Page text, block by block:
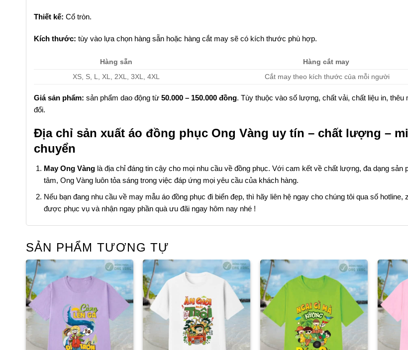
Thiết kế: Cổ tròn.
Kích thước: tùy vào lựa chọn hàng sẵn hoặc hàng cắt may sẽ có kích thước phù hợp.
Hàng sẵn
Hàng cắt may
XS, S, L, XL, 2XL, 3XL, 4XL
Cắt may theo kích thước của mỗi người
Giá sản phẩm: sản phẩm dao động từ 50.000 – 150.000 đồng. Tùy thuộc vào số lượng, chất vải, chất liệu in, thêu
đổi.
Địa chỉ sản xuất áo đồng phục Ong Vàng uy tín – chất lượng –
chuyển
May Ong Vànglà địa chỉ đáng tin cậy cho mọi nhu cầu về đồng phục. Với cam kết về chất lượng, đa dạng sản
tâm, Ong Vàng luôn tỏa sáng trong việc đáp ứng mọi yêu cầu của khách hàng.
Nếu bạn đang nhu cầu về may mẫu áo đồng phục đi biển đẹp, thì hãy liên hệ ngay cho chúng tôi qua số hotline,
được phục vụ và nhận ngay phần quà ưu đãi ngay hôm nay nhé !
SẢN PHẨM TƯƠNG TỰ